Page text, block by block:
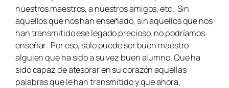
nuestros maestros, a nuestros amigos, etc. Sin
aquellos que nos han enseñado, sin aquellos que nos
han transmitido ese legado precioso, no podríamos
enseñar. Por eso, solo puede ser buen maestro
alguien que ha sido a su vez buen alumno. Que ha
sido capaz de atesorar en su corazón aquellas
palabras que le han transmitido y que ahora,